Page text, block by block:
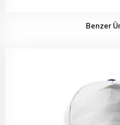
Benzer